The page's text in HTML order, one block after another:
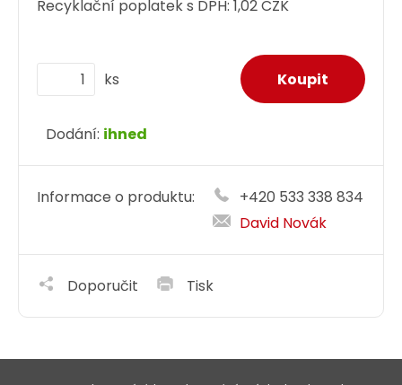
Recyklační poplatek s DPH: 1,02 CZK
ks
Dodání: ihned
Informace o produktu:
+420 533 338 834
David Novák
Doporučit Tisk